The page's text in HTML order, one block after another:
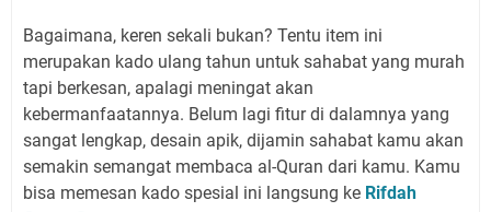
Bagaimana, keren sekali bukan? Tentu item ini
merupakan kado ulang tahun untuk sahabat yang murah
tapi berkesan, apalagi meningat akan
kebermanfaatannya. Belum lagi fitur di dalamnya yang
sangat lengkap, desain apik, dijamin sahabat kamu akan
semakin semangat membaca al-Quran dari kamu. Kamu
bisa memesan kado spesial ini langsung ke Rifdah